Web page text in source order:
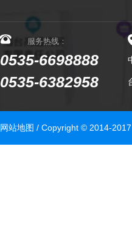
服务热线：
0535-6698888
0535-6382958
网站地图 / Copyright © 2014-